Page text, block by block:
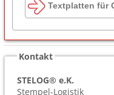
Textplatten für
Kontakt
STELOG® e.K.
Stempel-Logistik